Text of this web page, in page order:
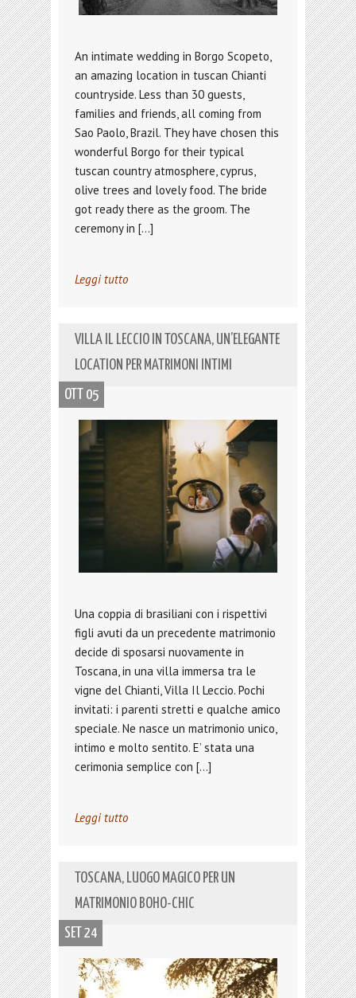
An intimate wedding in Borgo Scopeto,
an amazing location in tuscan Chianti
countryside. Less than 30 guests,
families and friends, all coming from
Sao Paolo, Brazil. They have chosen this
wonderful Borgo for their typical
tuscan country atmosphere, cyprus,
olive trees and lovely food. The bride
got ready there as the groom. The
ceremony in […]
Leggi tutto
VILLA IL LECCIO IN TOSCANA, UN’ELEGANTE
LOCATION PER MATRIMONI INTIMI
OTT 05
Una coppia di brasiliani con i rispettivi
figli avuti da un precedente matrimonio
decide di sposarsi nuovamente in
Toscana, in una villa immersa tra le
vigne del Chianti, Villa Il Leccio. Pochi
invitati: i parenti stretti e qualche amico
speciale. Ne nasce un matrimonio unico,
intimo e molto sentito. E’ stata una
cerimonia semplice con […]
Leggi tutto
TOSCANA, LUOGO MAGICO PER UN
MATRIMONIO BOHO-CHIC
SET 24